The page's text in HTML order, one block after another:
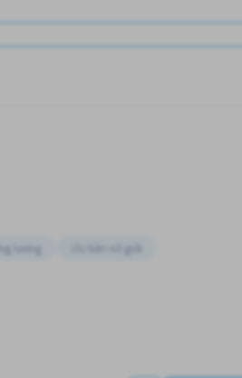
lương Ưu tiên nữ giới